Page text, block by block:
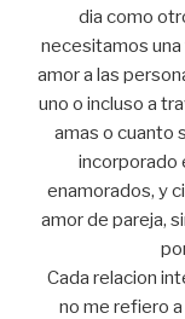
dia como
necesitamos una
amor a las
uno o incluso a
amas o cuanto
incorporado
enamorados, y
amor de pareja,
Cada relacion
no me refiero